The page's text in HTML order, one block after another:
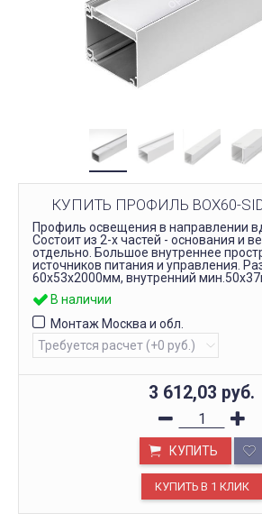
КУПИТЬ ПРОФИЛЬ BOX60-
Профиль освещения в направлении
Состоит из 2-х частей - основания и
отдельно. Большое внутреннее
источников питания и управления.
60х53х2000мм, внутренний
В наличии
Монтаж Москва и обл.
3 612,03 руб.
КУПИТЬ